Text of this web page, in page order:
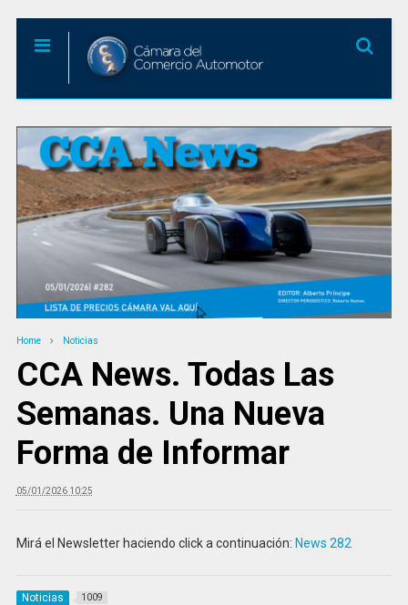
Home Noticias
CCA News. Todas Las
Semanas. Una Nueva
Forma de Informar
05/01/2026 10:25
Mirá el Newsletter haciendo click a continuación: News 282
Noticias 1009